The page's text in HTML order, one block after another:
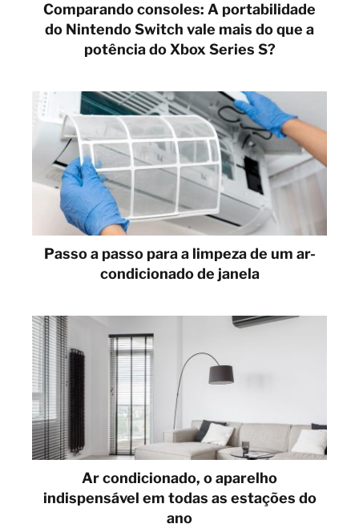
Comparando consoles: A portabilidade
do Nintendo Switch vale mais do que a
potência do Xbox Series S?
Passo a passo para a limpeza de um ar-
condicionado de janela
Ar condicionado, o aparelho
indispensável em todas as estações do
ano